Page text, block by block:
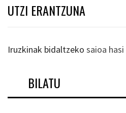
UTZI ERANTZUNA
Iruzkinak bidaltzeko saioa hasi
BILATU